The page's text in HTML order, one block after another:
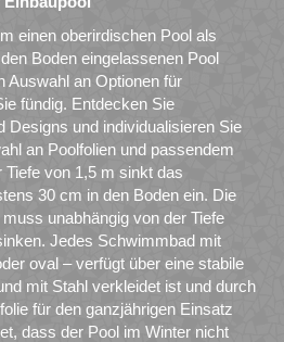
einen oberirdischen Pool als
Boden eingelassenen Pool
Auswahl an Optionen für
fündig. Entdecken Sie
Designs und individualisieren Sie
an Poolfolien und passendem
von 1,5 m sinkt das
30 cm in den Boden ein. Die
unabhängig von der Tiefe
Jedes Schwimmbad mit
oval – verfügt über eine stabile
mit Stahl verkleidet ist und durch
für den ganzjährigen Einsatz
dass der Pool im Winter nicht